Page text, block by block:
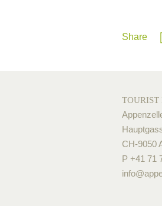
Share
TOURIST
CH-9050
P +41 71
info@